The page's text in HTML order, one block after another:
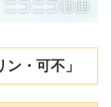
・可不」